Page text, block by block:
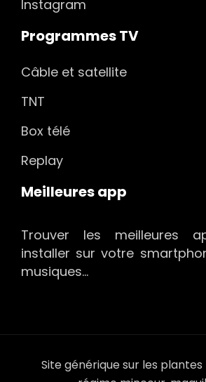
Instagram
Programmes TV
Câble et satellite
TNT
Box télé
Replay
Meilleures app
Trouver les meilleures
installer sur votre
musiques…
Site générique sur les